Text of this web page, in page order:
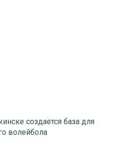
создаётся база для
волейбола